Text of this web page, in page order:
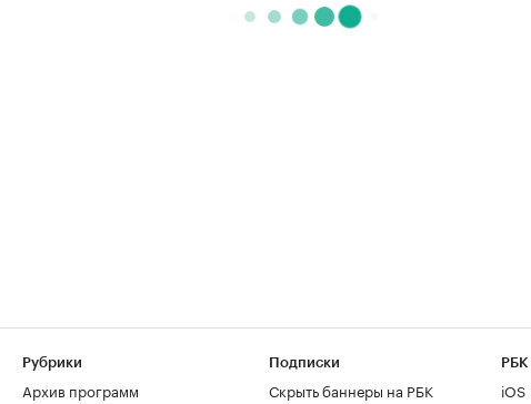
Рубрики
Архив программ
Подписки
Скрыть баннеры на РБК
РБК
iOS